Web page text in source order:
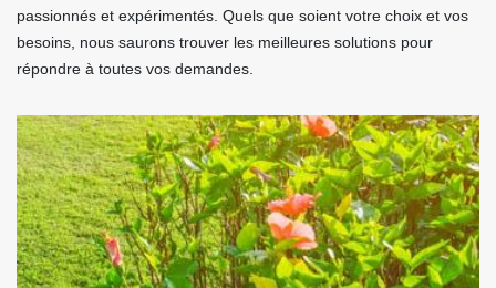
passionnés et expérimentés. Quels que soient votre choix et vos
besoins, nous saurons trouver les meilleures solutions pour
répondre à toutes vos demandes.